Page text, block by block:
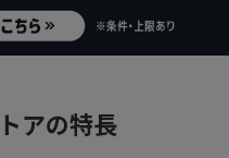
アの特長